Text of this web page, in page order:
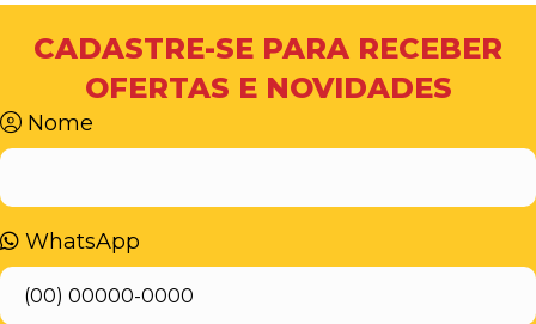
CADASTRE-SE PARA RECEBER
OFERTAS E NOVIDADES
Nome
WhatsApp